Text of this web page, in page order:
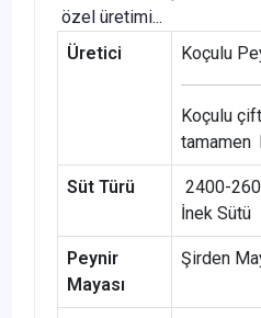
özel üretimi...
Üretici
Koçulu
Koçulu
tamamen
Süt Türü
2400-
İnek Sütü
Peynir
Mayası
Şirden